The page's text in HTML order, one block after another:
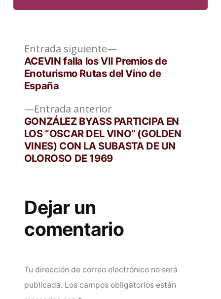
Navegación
de
entradas
Entrada anteriorEntrada
anterior:
GONZÁLEZ BYASS PARTICIPA EN
LOS “OSCAR DEL VINO” (GOLDEN
VINES) CON LA SUBASTA DE UN
OLOROSO DE 1969
Entrada siguiente
Entrada
siguiente:
ACEVIN falla los VII Premios de
Enoturismo Rutas del Vino de
España
Dejar un
comentario
Tu dirección de correo electrónico no será
publicada. Los campos obligatorios están